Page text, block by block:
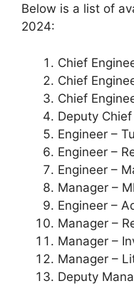
Below is a list of
2024:
Chief
Chief
Chief
Deputy
Engineer –
Engineer –
Engineer –
Manager –
Engineer –
Manager –
Manager –
Manager –
Deputy